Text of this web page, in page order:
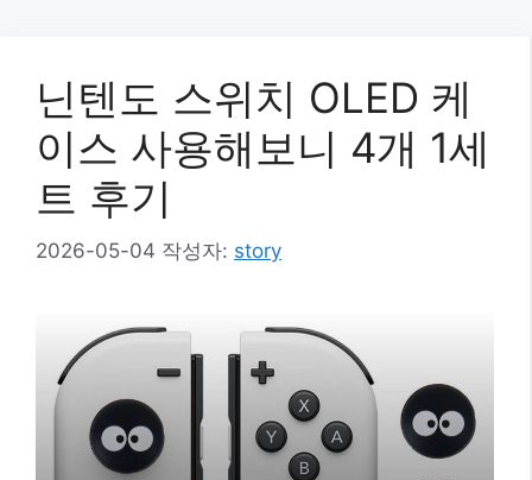
닌텐도 스위치 OLED 케
이스 사용해보니 4개 1세
트 후기
2026-05-04 작성자: story